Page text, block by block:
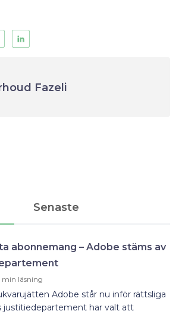
Fazeli
Senaste
abonnemang – Adobe stäms av
min läsning
Adobe står nu inför rättsliga
justitiedepartement har valt att